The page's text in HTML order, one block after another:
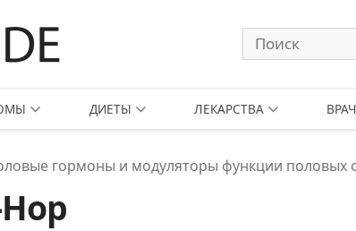
ДИЕТЫ ЛЕКАРСТВА
гормоны и модуляторы функции половых